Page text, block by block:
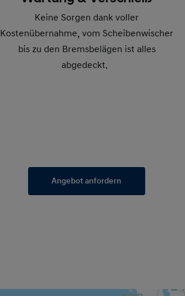
Keine Sorgen dank voller
Kostenübernahme, vom Scheibenwischer
bis zu den Bremsbelägen ist alles
abgedeckt.
Angebot anfordern